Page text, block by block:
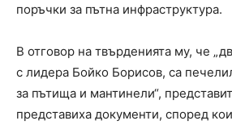
поръчки за пътна инфраструктура.
В отговор на твърденията му, че
с лидера Бойко Борисов, са
за пътища и мантинели“,
представиха документи, според